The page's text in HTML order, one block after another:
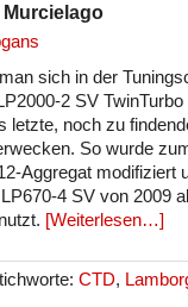
sich in der
2 SV
letzte, noch zu
So wurde
Aggregat modifiziert
4 SV von 2009
[Weiterlesen…]
CTD,